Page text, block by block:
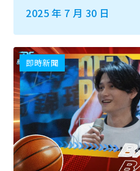
2025 年 7 月 30 日
即時新聞